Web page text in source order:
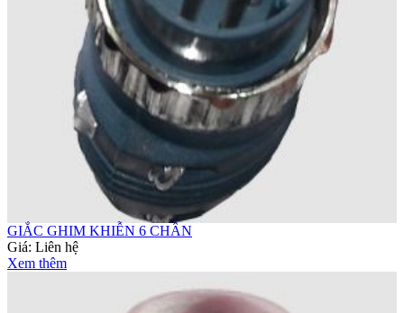
GIẮC GHIM KHIỄN 6 CHÂN
Giá: Liên hệ
Xem thêm